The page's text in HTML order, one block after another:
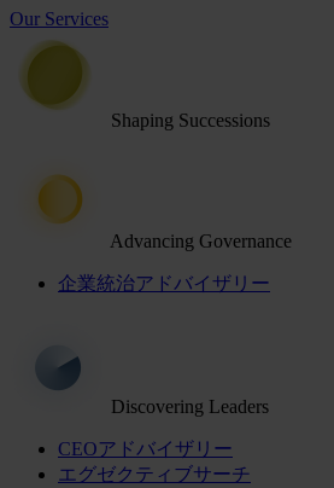
Our Services
Shaping Successions
Advancing Governance
企業統治アドバイザリー
Discovering Leaders
CEOアドバイザリー
エグゼクティブサーチ